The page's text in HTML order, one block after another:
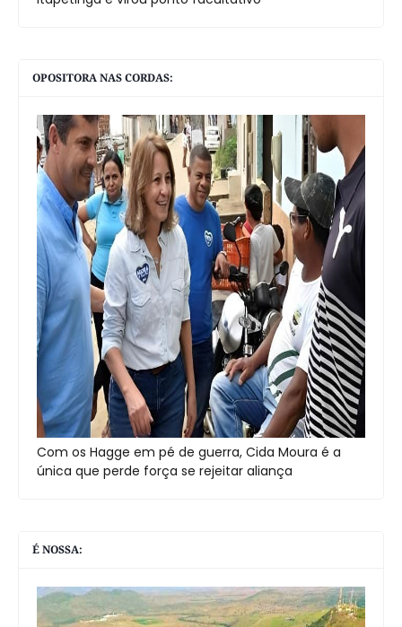
OPOSITORA NAS CORDAS:
Com os Hagge em pé de guerra, Cida Moura é a
única que perde força se rejeitar aliança
É NOSSA: